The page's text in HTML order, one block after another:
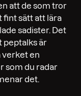
att de som tror
fint sätt att lära
sadister. Det
peptalks är
verket en
som du radar
det.